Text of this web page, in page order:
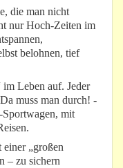
die man nicht
nur Hoch-Zeiten im
belohnen, tief
Leben auf. Jeder
muss man durch! -
Sportwagen, mit
„großen
– zu sichern